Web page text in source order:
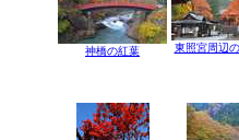
神橋の紅葉 東照宮周辺